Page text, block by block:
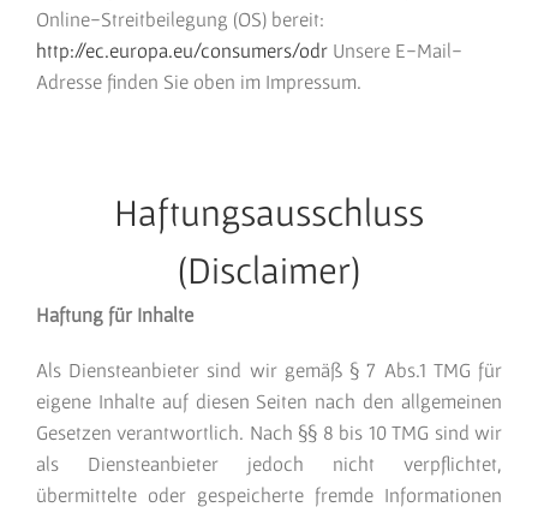
Online-Streitbeilegung (OS) bereit:
http://ec.europa.eu/consumers/odr Unsere E-Mail-
Adresse finden Sie oben im Impressum.
Haftungsausschluss
(Disclaimer)
Haftung für Inhalte
Als Diensteanbieter sind wir gemäß § 7 Abs.1 TMG für
eigene Inhalte auf diesen Seiten nach den allgemeinen
Gesetzen verantwortlich. Nach §§ 8 bis 10 TMG sind wir
als Diensteanbieter jedoch nicht verpflichtet,
übermittelte oder gespeicherte fremde Informationen